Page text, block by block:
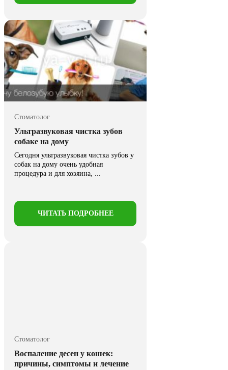
Стоматолог
Ультразвуковая чистка зубов
собаке на дому
Сегодня ультразвуковая чистка зубов у
собак на дому очень удобная
процедура и для хозяина, ...
ЧИТАТЬ ПОДРОБНЕЕ
Стоматолог
Воспаление десен у кошек:
причины, симптомы и лечение